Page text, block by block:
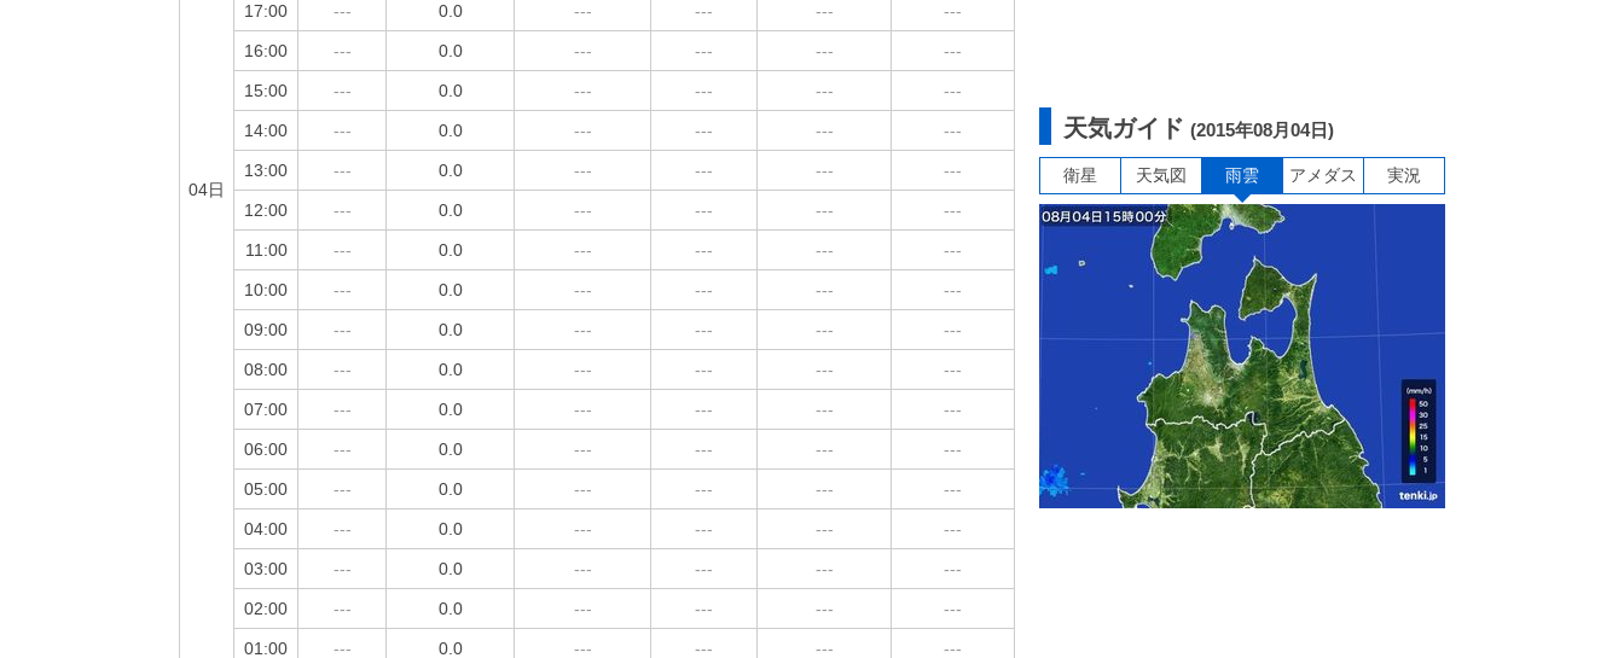
04日
17:00 --- 0.0 --- --- --- ---
16:00 --- 0.0 --- --- --- ---
15:00 --- 0.0 --- --- --- ---
14:00 --- 0.0 --- --- --- ---
13:00 --- 0.0 --- --- --- ---
12:00 --- 0.0 --- --- --- ---
11:00 --- 0.0 --- --- --- ---
10:00 --- 0.0 --- --- --- ---
09:00 --- 0.0 --- --- --- ---
08:00 --- 0.0 --- --- --- ---
07:00 --- 0.0 --- --- --- ---
06:00 --- 0.0 --- --- --- ---
05:00 --- 0.0 --- --- --- ---
04:00 --- 0.0 --- --- --- ---
03:00 --- 0.0 --- --- --- ---
02:00 --- 0.0 --- --- --- ---
01:00 --- 0.0 --- --- --- ---
天気ガイド (2015年08月04日)
衛星 天気図 雨雲 アメダス 実況